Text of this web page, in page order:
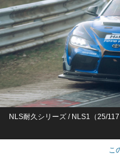
NLS耐久シリーズ / NLS1（25/117
こ